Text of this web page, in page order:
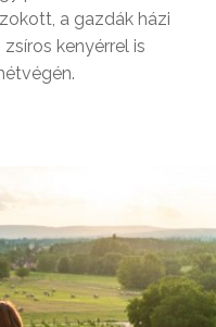
a gazdák házi
kenyérrel is